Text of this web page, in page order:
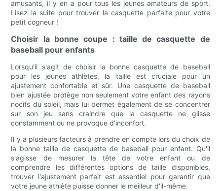
amusants, il y en a pour tous les jeunes amateurs de sport.
Lisez la suite pour trouver la casquette parfaite pour votre
petit cogneur !
Choisir la bonne coupe : taille de casquette de
baseball pour enfants
Lorsqu'il s'agit de choisir la bonne casquette de baseball
pour les jeunes athlètes, la taille est cruciale pour un
ajustement confortable et sûr. Une casquette de baseball
bien ajustée protège non seulement votre enfant des rayons
nocifs du soleil, mais lui permet également de se concentrer
sur son jeu sans craindre que la casquette ne glisse
constamment ou ne provoque d'inconfort.
Il y a plusieurs facteurs à prendre en compte lors du choix de
la bonne taille de casquette de baseball pour enfant. Qu'il
s'agisse de mesurer la tête de votre enfant ou de
comprendre les différentes options de taille disponibles,
trouver l'ajustement parfait est essentiel pour garantir que
votre jeune athlète puisse donner le meilleur d'il-même.